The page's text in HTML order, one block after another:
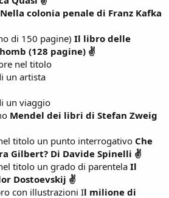
Nella colonia penale di Franz Kafka
di 150 pagine) Il libro delle
(128 pagine) ✌
nel titolo
un artista
un viaggio
Mendel dei libri di Stefan Zweig
titolo un punto interrogativo Che
Gilbert? Di Davide Spinelli ✌
titolo un grado di parentela Il
Dostoevskij ✌
con illustrazioni Il milione di